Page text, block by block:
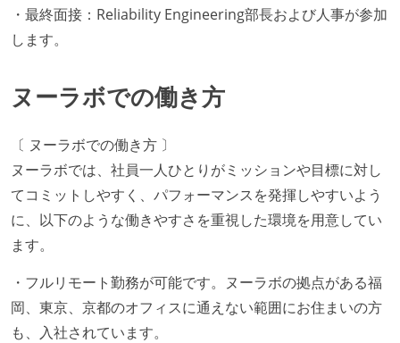
・最終面接：Reliability Engineering部長および人事が参加
します。
ヌーラボでの働き方
〔 ヌーラボでの働き方 〕
ヌーラボでは、社員一人ひとりがミッションや目標に対し
てコミットしやすく、パフォーマンスを発揮しやすいよう
に、以下のような働きやすさを重視した環境を用意してい
ます。
・フルリモート勤務が可能です。ヌーラボの拠点がある福
岡、東京、京都のオフィスに通えない範囲にお住まいの方
も、入社されています。